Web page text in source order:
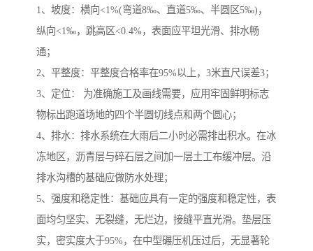
1、坡度：横向<1%(弯道8‰、直道5‰、半圆区5‰)，
纵向<1‰，跳高区<0.4%，表面应平坦光滑、排水畅
通；
2、平整度：平整度合格率在95%以上，3米直尺误差3；
3、定位： 为准确施工及画线需要，应用牢固鲜明标志
物标出跑道场地的四个半圆切线点和两个圆心；
4、排水：排水系统在大雨后二小时必需排出积水。在冰
冻地区，沥青层与碎石层之间加一层土工布缓冲层。沿
排水沟槽的基础应做防水处理；
5、强度和稳定性：基础应具有一定的强度和稳定性，表
面均匀坚实、无裂缝，无烂边，接缝平直光滑。垫层压
实，密实度大于95%，在中型碾压机压过后，无显著轮